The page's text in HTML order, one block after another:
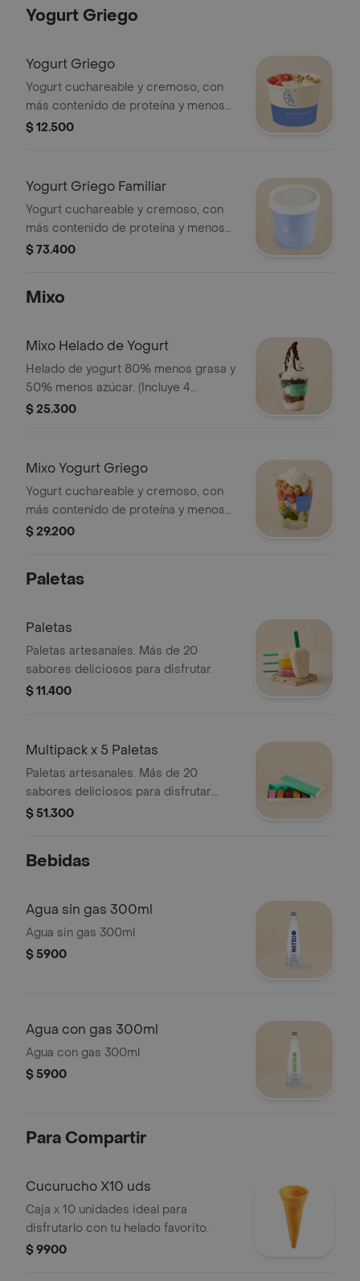
suave y fácil de digerir.
Yogurt Griego
Yogurt Griego
Yogurt cuchareable y cremoso, con
más contenido de proteína y menos
contenido de grasa. 150% más
$ 12.500
Yogurt Griego Familiar
Yogurt cuchareable y cremoso, con
más contenido de proteína y menos
contenido de grasa. 150% más
$ 73.400
Mixo
Mixo Helado de Yogurt
Helado de yogurt 80% menos grasa y
50% menos azúcar. (Incluye 4
adiciones normales)
$ 25.300
Mixo Yogurt Griego
Yogurt cuchareable y cremoso, con
más contenido de proteína y menos
contenido de grasa. 150% más
$ 29.200
Paletas
Paletas
Paletas artesanales. Más de 20
sabores deliciosos para disfrutar.
$ 11.400
Multipack x 5 Paletas
Paletas artesanales. Más de 20
sabores deliciosos para disfrutar.
Puedes combinarlas a tu gusto.
$ 51.300
Bebidas
Agua sin gas 300ml
Agua sin gas 300ml
$ 5900
Agua con gas 300ml
Agua con gas 300ml
$ 5900
Para Compartir
Cucurucho X10 uds
Caja x 10 unidades ideal para
disfrutarlo con tu helado favorito.
$ 9900